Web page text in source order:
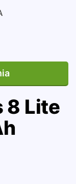
8 Lite